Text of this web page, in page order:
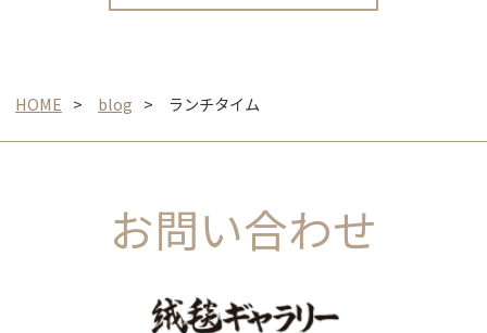
HOME blog ランチタイム
お問い合わせ